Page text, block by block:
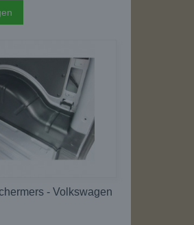
- Volkswagen